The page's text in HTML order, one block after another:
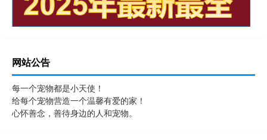
网站公告
每一个宠物都是小天使！
给每个宠物营造一个温馨有爱的家！
心怀善念，善待身边的人和宠物。